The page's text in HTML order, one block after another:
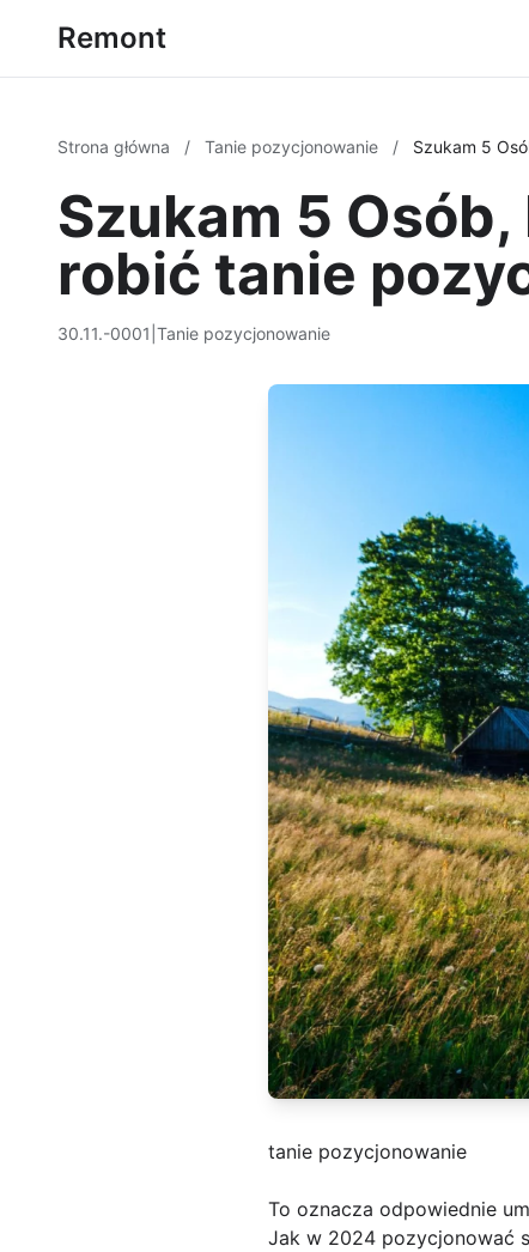
Remont
Strona główna / Tanie pozycjonowanie / Szukam 5
Szukam 5
robić tanie
30.11.-0001 Tanie pozycjonowanie
tanie pozycjonowanie
To oznacza odpowiednie
Jak w 2024 pozycjonować